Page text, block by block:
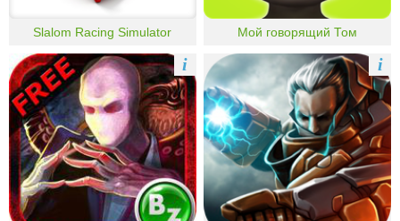
Slalom Racing Simulator Мой говорящий Том
i i